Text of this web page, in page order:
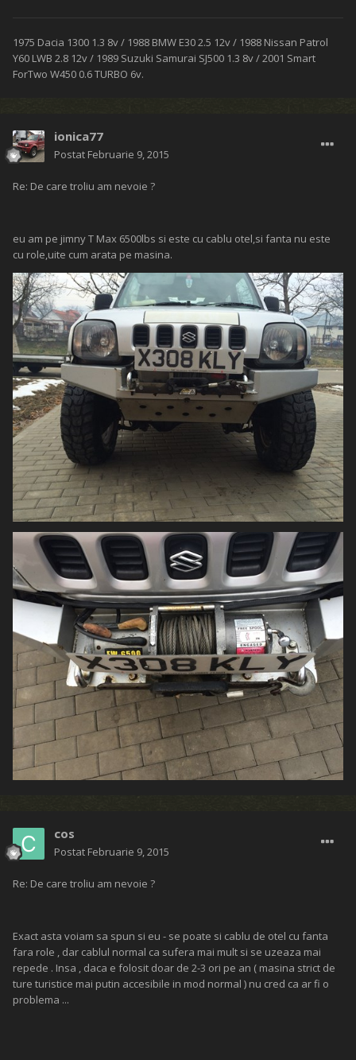
1975 Dacia 1300 1.3 8v / 1988 BMW E30 2.5 12v / 1988 Nissan Patrol
Y60 LWB 2.8 12v / 1989 Suzuki Samurai SJ500 1.3 8v / 2001 Smart
ForTwo W450 0.6 TURBO 6v.
ionica77
Postat Februarie 9, 2015
Re: De care troliu am nevoie ?
eu am pe jimny T Max 6500lbs si este cu cablu otel,si fanta nu este
cu role,uite cum arata pe masina.
cos
Postat Februarie 9, 2015
Re: De care troliu am nevoie ?
Exact asta voiam sa spun si eu - se poate si cablu de otel cu fanta
fara role , dar cablul normal ca sufera mai mult si se uzeaza mai
repede . Insa , daca e folosit doar de 2-3 ori pe an ( masina strict de
ture turistice mai putin accesibile in mod normal ) nu cred ca ar fi o
problema ...